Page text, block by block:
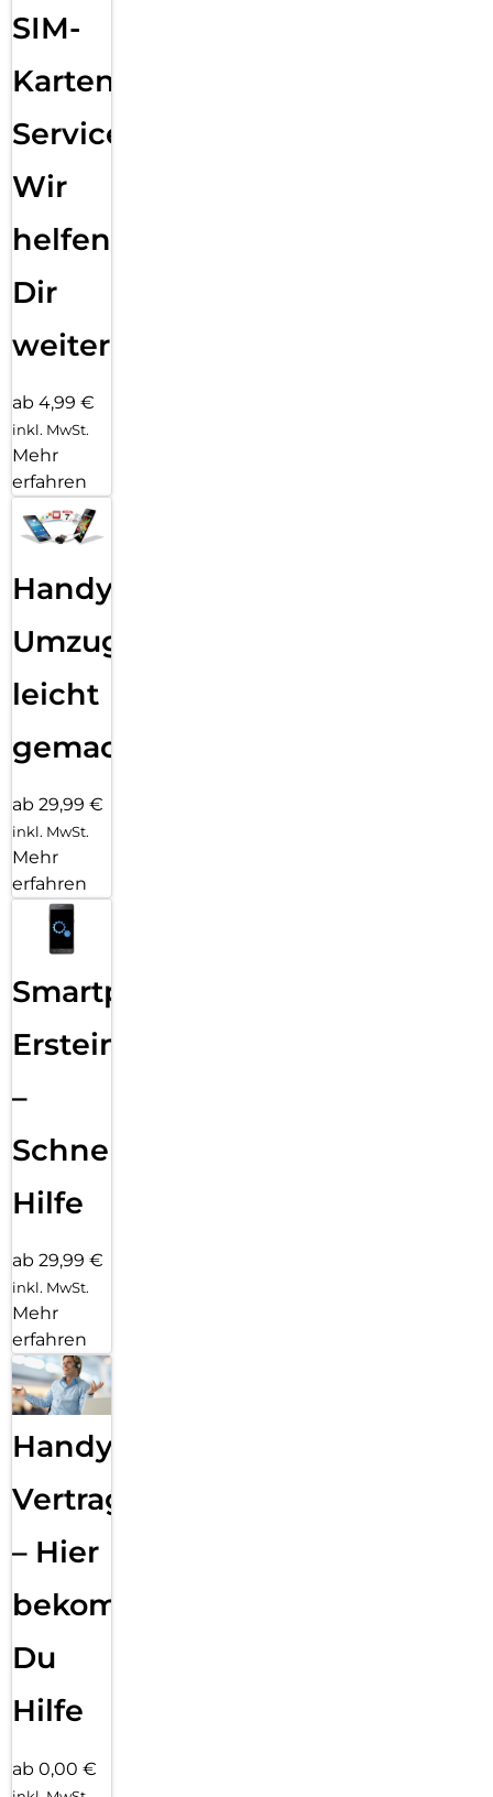
SIM-
Karten
Service:
Wir
helfen
Dir
weiter
ab 4,99 €
inkl. MwSt.
Mehr
erfahren
Handy
Umzug
leicht
gemacht!
ab 29,99 €
inkl. MwSt.
Mehr
erfahren
Smartphone
Ersteinrichtung
–
Schnelle
Hilfe
ab 29,99 €
inkl. MwSt.
Mehr
erfahren
Handy
Vertragsabwicklung
– Hier
bekommst
Du
Hilfe
ab 0,00 €